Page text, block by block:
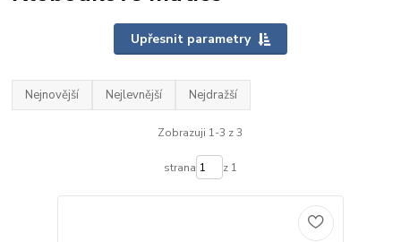
Upřesnit parametry
Nejnovější Nejlevnější Nejdražší
Zobrazuji 1-3 z 3
strana z 1